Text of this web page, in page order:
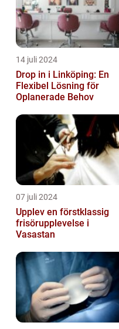
14 juli 2024
Drop in i Linköping: En
Flexibel Lösning för
Oplanerade Behov
07 juli 2024
Upplev en förstklassig
frisörupplevelse i
Vasastan